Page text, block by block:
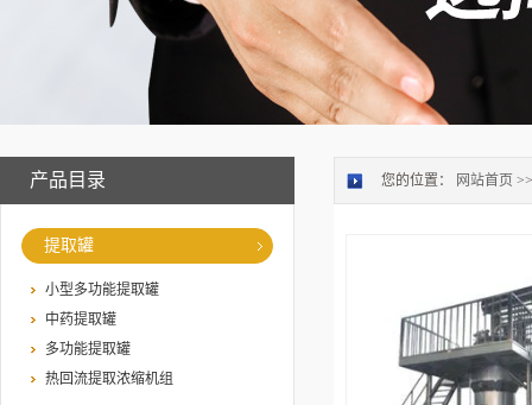
产品目录
提取罐
小型多功能提取罐
中药提取罐
多功能提取罐
热回流提取浓缩机组
您的位置： 网站首页